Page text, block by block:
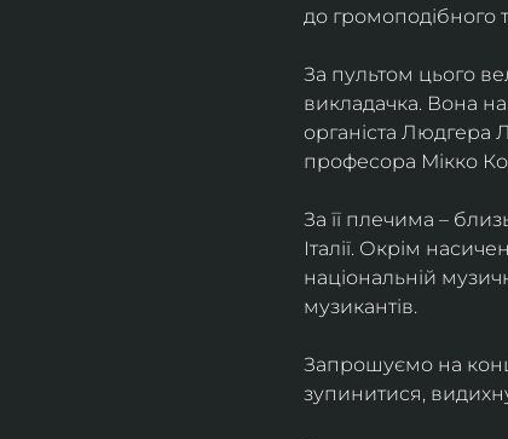
до громоподібного
За пультом цього
викладачка. Вона
органіста Людгера
професора Мікко
За її плечима –
Італії. Окрім
національній
музикантів.
Запрошуємо на
зупинитися,